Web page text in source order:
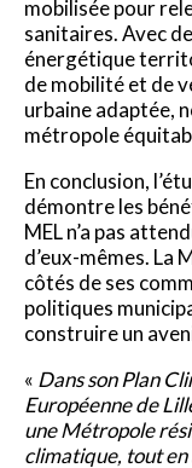
mobilisée pour
sanitaires. Avec
énergétique
de mobilité et de
urbaine adaptée,
métropole
En conclusion,
démontre les
MEL n’a pas
d’eux-mêmes. La
côtés de ses
politiques
construire un
« Dans son Plan
Européenne de
une Métropole
climatique, tout en